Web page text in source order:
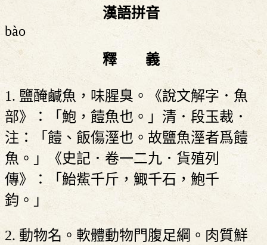
漢語拼音
bào
釋 義
1. 鹽醃鹹魚，味腥臭。《說文解字．魚
部》：「鮑，饐魚也。」清．段玉裁．
注：「饐、飯傷溼也。故鹽魚溼者爲饐
魚。」《史記．卷一二九．貨殖列
傳》：「鮐鮆千斤，鯫千石，鮑千
鈞。」
2. 動物名。軟體動物門腹足綱。肉質鮮